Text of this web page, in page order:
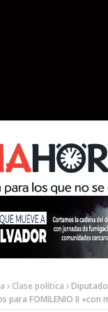
Clase política
para FOMILENIO II «con